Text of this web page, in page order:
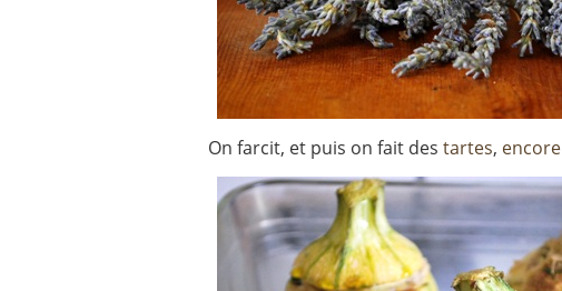
On farcit, et puis on fait des tartes, encore